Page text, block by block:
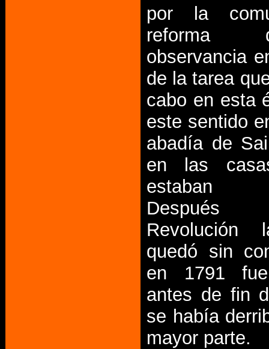
por la
observancia
de la tarea
cabo en esta
este sentido
abadía de
en las
estaban
Revolución
quedó sin
en 1791
antes de fin
se había
mayor parte.